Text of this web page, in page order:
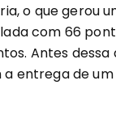
o que gerou
com 66
Antes
a entrega de